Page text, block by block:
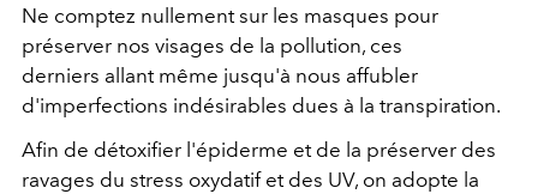
Ne comptez nullement sur les masques pour
préserver nos visages de la pollution, ces
derniers allant même jusqu'à nous affubler
d'imperfections indésirables dues à la transpiration.
Afin de détoxifier l'épiderme et de la préserver des
ravages du stress oxydatif et des UV, on adopte la